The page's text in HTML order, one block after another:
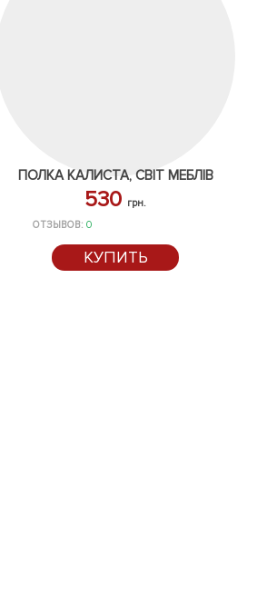
ПОЛКА КАЛИСТА, СВІТ МЕБЛІВ
530 грн.
ОТЗЫВОВ: 0
КУПИТЬ